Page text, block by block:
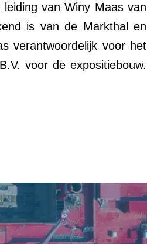
van Winy Maas van
is van de Markthal en
verantwoordelijk voor het
voor de expositiebouw.